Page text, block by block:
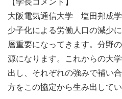
大阪電気通信大学 塩田邦成学
少子化による労働人口の減少
層重要になってきます。分野
源になります。これからの大
出し、それぞれの強みで補い
方をこの協定から生み出して